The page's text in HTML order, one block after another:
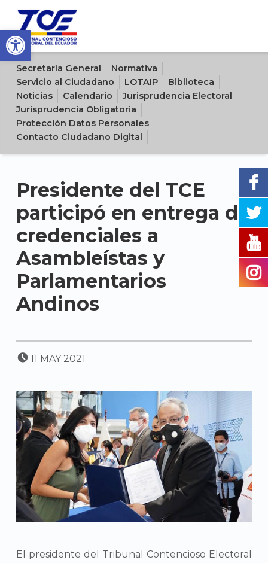
Open toolbar
Sitio oficial del Tribunal Contencioso Electoral del Ecuador
Secretaría General
Normativa
Servicio al Ciudadano
LOTAIP
Biblioteca
Noticias
Calendario
Jurisprudencia Electoral
Jurisprudencia Obligatoria
Protección Datos Personales
Contacto Ciudadano Digital
Presidente del TCE
participó en entrega de
credenciales a
Asambleístas y
Parlamentarios
Andinos
POSTED ON:
11 MAY 2021
El presidente del Tribunal Contencioso Electoral